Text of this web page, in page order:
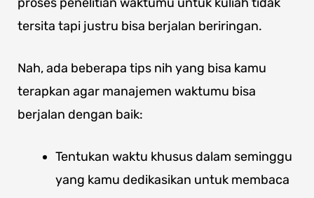
tersita tapi justru bisa berjalan beriringan.
Nah, ada beberapa tips nih yang bisa kamu
terapkan agar manajemen waktumu bisa
berjalan dengan baik:
Tentukan waktu khusus dalam seminggu
yang kamu dedikasikan untuk membaca